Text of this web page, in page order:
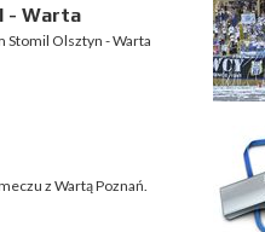
- Warta
Stomil Olsztyn - Warta
z Wartą Poznań.